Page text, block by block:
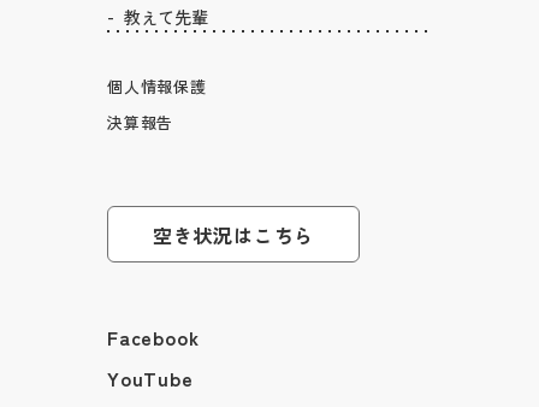
教えて先輩
個人情報保護
決算報告
空き状況はこちら
Facebook
YouTube